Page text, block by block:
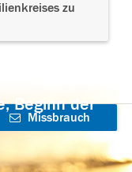
zu
Beginn der
Missbrauch